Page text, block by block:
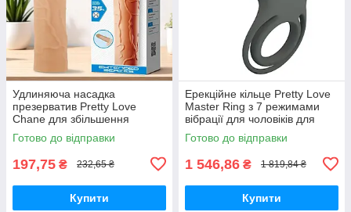
Удлиняюча насадка
презерватив Pretty Love
Chane для збільшення
довжини пеніса реалистична
18 см
Готово до відправки
197,75 ₴ 232,65 ₴
Купити
Ерекційне кільце Pretty Love
Master Ring з 7 режимами
вібрації для чоловіків для
продовження ерекції та
стимуляції
Готово до відправки
1 546,86 ₴ 1 819,84 ₴
Купити